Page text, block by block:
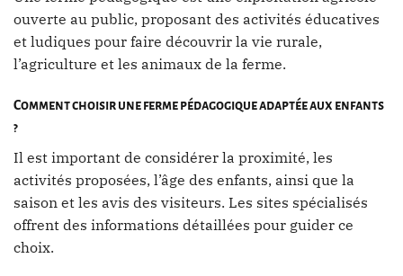
ouverte au public, proposant des activités éducatives
et ludiques pour faire découvrir la vie rurale,
l’agriculture et les animaux de la ferme.
Comment choisir une ferme pédagogique adaptée aux enfants
?
Il est important de considérer la proximité, les
activités proposées, l’âge des enfants, ainsi que la
saison et les avis des visiteurs. Les sites spécialisés
offrent des informations détaillées pour guider ce
choix.